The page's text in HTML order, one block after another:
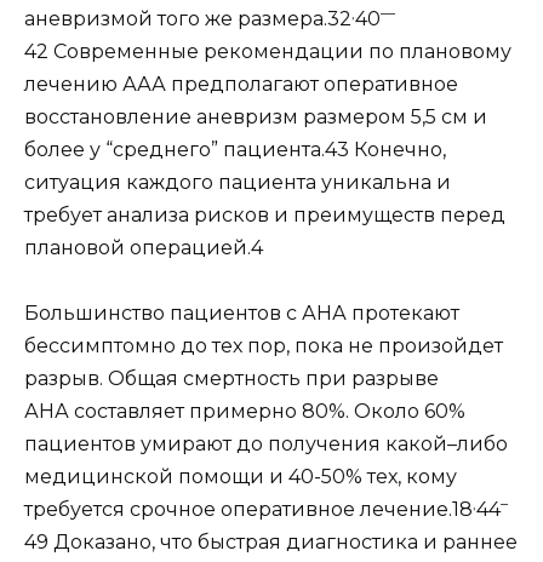
аневризмой того же размера.32,40—
42 Современные рекомендации по плановому
лечению ААА предполагают оперативное
восстановление аневризм размером 5,5 см и
более у “среднего” пациента.43 Конечно,
ситуация каждого пациента уникальна и
требует анализа рисков и преимуществ перед
плановой операцией.4
Большинство пациентов с АНА протекают
бессимптомно до тех пор, пока не произойдет
разрыв. Общая смертность при разрыве
АНА составляет примерно 80%. Около 60%
пациентов умирают до получения какой–либо
медицинской помощи и 40-50% тех, кому
требуется срочное оперативное лечение.18,44–
49 Доказано, что быстрая диагностика и раннее